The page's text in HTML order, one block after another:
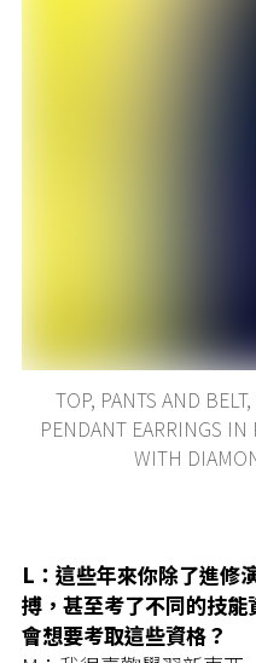
TOP, PANTS AND
PENDANT EARRINGS IN
WITH
L：這些年來你除了進修
搏，甚至考了不同的技
會想要考取這些資格？